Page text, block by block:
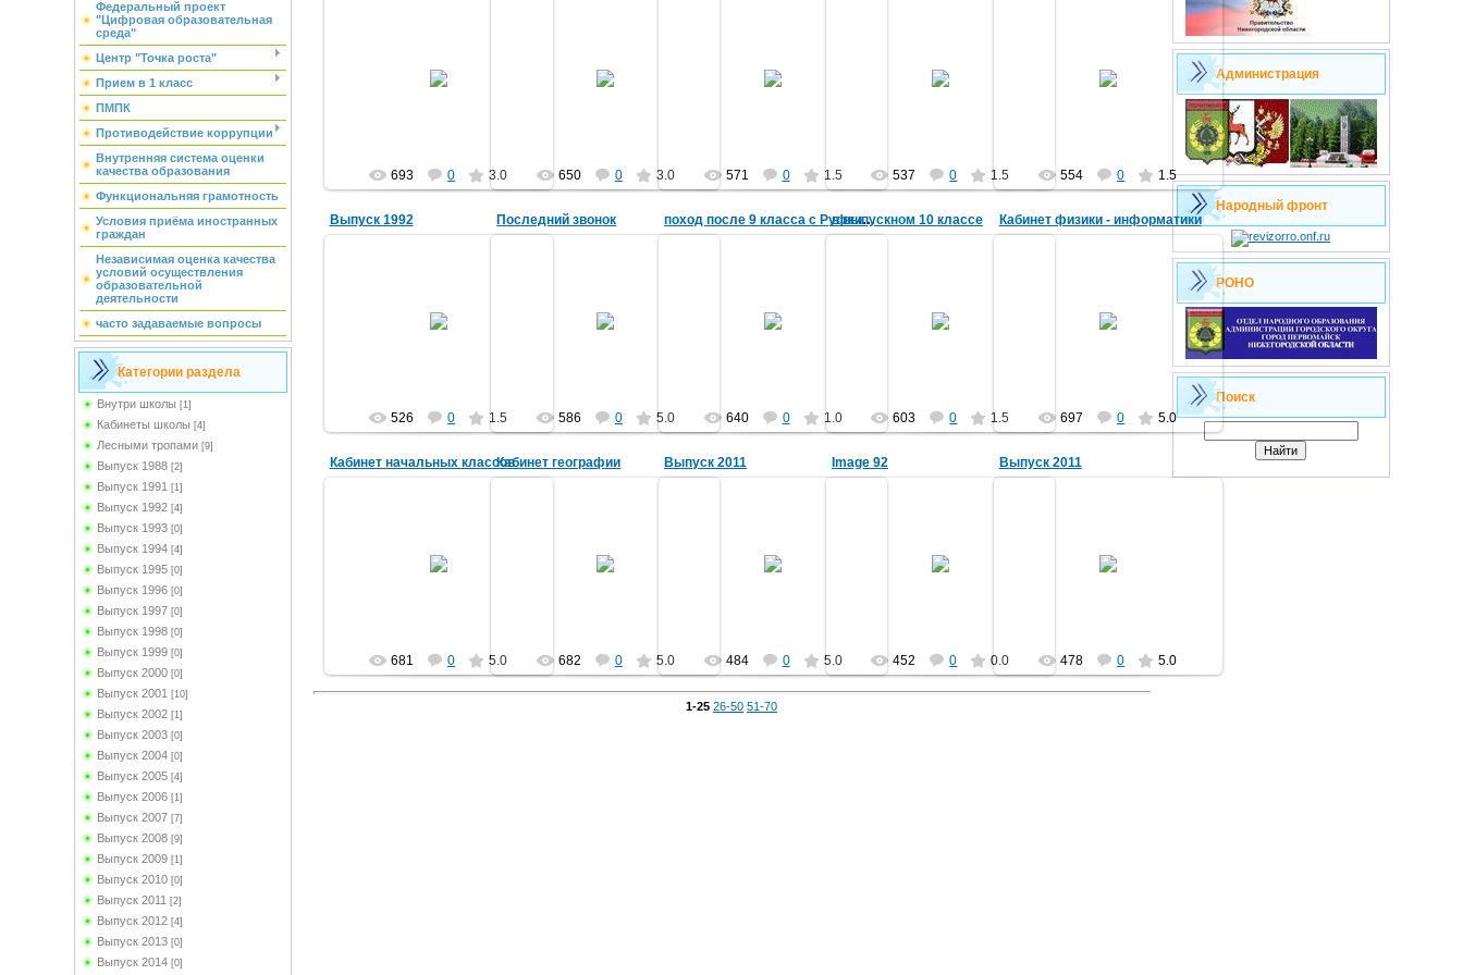
Федеральный проект
"Цифровая образовательная
среда"
Центр "Точка роста"
Прием в 1 класс
ПМПК
Противодействие коррупции
Внутренняя система оценки
качества образования
Функциональняя грамотность
Условия приёма иностранных
граждан
Независимая оценка качества
условий осуществления
образовательной
деятельности
часто задаваемые вопросы
Категории раздела
Внутри школы [1]
Кабинеты школы [4]
Лесными тропами [9]
Выпуск 1988 [2]
Выпуск 1991 [1]
Выпуск 1992 [4]
Выпуск 1993 [0]
Выпуск 1994 [4]
Выпуск 1995 [0]
Выпуск 1996 [0]
Выпуск 1997 [0]
Выпуск 1998 [0]
Выпуск 1999 [0]
Выпуск 2000 [0]
Выпуск 2001 [10]
Выпуск 2002 [1]
Выпуск 2003 [0]
Выпуск 2004 [0]
Выпуск 2005 [4]
Выпуск 2006 [1]
Выпуск 2007 [7]
Выпуск 2008 [9]
Выпуск 2009 [1]
Выпуск 2010 [0]
Выпуск 2011 [2]
Выпуск 2012 [4]
Выпуск 2013 [0]
Выпуск 2014 [0]
Фотографии Мохначевой Натальи
693 0 3.0
Фотографии Мохначевой Натальи
650 0 3.0 571 0 1.5 537 0 1.5 554 0 1.5
Выпуск 1992
526 0 1.5
Последний звонок
586 0 5.0
поход после 9 класса с Руфкиным Владимиром
640 0 1.0
в выпускном 10 классе
603 0 1.5
Кабинет физики - информатики
Заведующий кабинетом Беляев
Дмитрий Анатольевич. Кабинет
включает в себя 12 компьютеров,
видеопроектор, локальную сет...
697 0 5.0
Кабинет начальных классов
Зав кабинетом Зарезова Н.В.
681 0 5.0
Кабинет географии
Заведующий кабинетом Шилова
Анастасия Васильевна
682 0 5.0
Выпуск 2011
На крылечке школы
484 0 5.0
Image 92
452 0 0.0
Выпуск 2011
Вручение аттестатов
478 0 5.0
1-25 26-50 51-70
Администрация
Народный фронт
РОНО
Поиск